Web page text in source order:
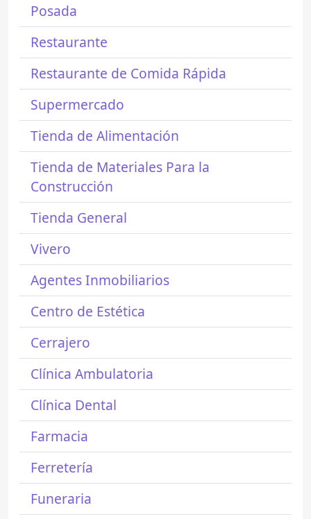
Posada
Restaurante
Restaurante de Comida Rápida
Supermercado
Tienda de Alimentación
Tienda de Materiales Para la
Construcción
Tienda General
Vivero
Agentes Inmobiliarios
Centro de Estética
Cerrajero
Clínica Ambulatoria
Clínica Dental
Farmacia
Ferretería
Funeraria